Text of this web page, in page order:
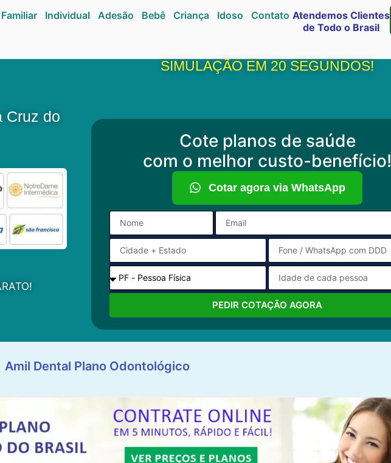
Familiar Individual Adesão Bebê Criança Idoso Contato Atendemos Clientes
de Todo o Brasil
Cruz do
SIMULAÇÃO EM 20 SEGUNDOS!
Cote planos de saúde
com o melhor custo-benefício!
Cotar agora via WhatsApp
PEDIR COTAÇÃO AGORA
Amil Dental Plano Odontológico